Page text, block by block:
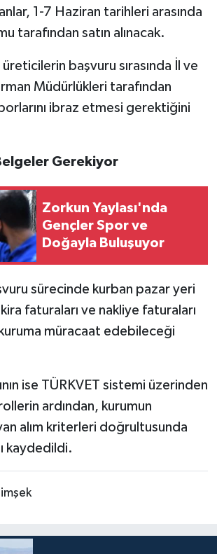
1-7 Haziran tarihleri arasında
tarafından satın alınacak.
üreticilerin başvuru sırasında İl ve
Müdürlükleri tarafından
ibraz etmesi gerektiğini
Gerekiyor
Zorkun Yaylası'nda
Gençler Spor ve
Doğayla Buluşuyor
sürecinde kurban pazar yeri
faturaları ve nakliye faturaları
müracaat edebileceği
ise TÜRKVET sistemi üzerinden
ardından, kurumun
alım kriterleri doğrultusunda
kaydedildi.